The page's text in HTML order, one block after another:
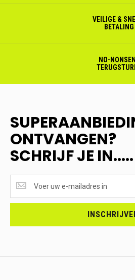
VEILIGE &
BETALING
NO-
ONTVANGEN?
SCHRIJF JE IN.....
ONTVANGEN?
<br>SCHRIJF